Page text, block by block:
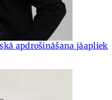
apdrošināšana jāapliek